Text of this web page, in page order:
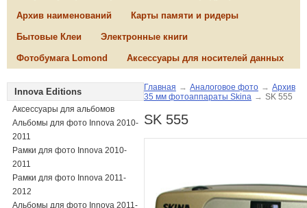
Архив наименований Карты памяти и ридеры
Бытовые Клеи Электронные книги
Фотобумага Lomond Аксессуары для носителей данных
Innova Editions
Аксессуары для альбомов
Альбомы для фото Innova 2010-
2011
Рамки для фото Innova 2010-
2011
Рамки для фото Innova 2011-
2012
Альбомы для фото Innova 2011-
Главная → Аналоговое фото → Архив
35 мм фотоаппараты Skina → SK 555
SK 555